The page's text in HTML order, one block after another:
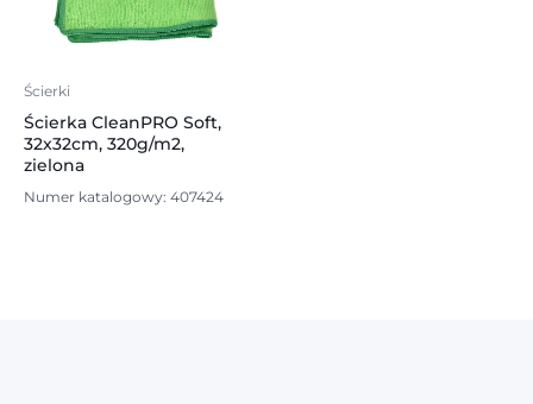
Ścierki
Ścierka CleanPRO Soft,
32x32cm, 320g/m2,
zielona
Numer katalogowy: 407424